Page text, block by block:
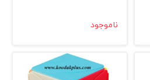
ناموجود